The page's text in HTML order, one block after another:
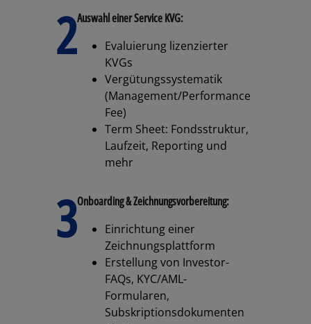
2Auswahl einer Service KVG:
Evaluierung lizenzierter
KVGs
Vergütungssystematik
(Management/Performance
Fee)
Term Sheet: Fondsstruktur,
Laufzeit, Reporting und
mehr
3Onboarding & Zeichnungsvorbereitung:
Einrichtung einer
Zeichnungsplattform
Erstellung von Investor-
FAQs, KYC/AML-
Formularen,
Subskriptionsdokumenten